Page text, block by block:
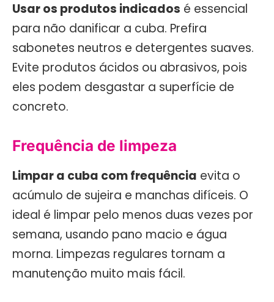
Usar os produtos indicados é essencial
para não danificar a cuba. Prefira
sabonetes neutros e detergentes suaves.
Evite produtos ácidos ou abrasivos, pois
eles podem desgastar a superfície de
concreto.
Frequência de limpeza
Limpar a cuba com frequência evita o
acúmulo de sujeira e manchas difíceis. O
ideal é limpar pelo menos duas vezes por
semana, usando pano macio e água
morna. Limpezas regulares tornam a
manutenção muito mais fácil.